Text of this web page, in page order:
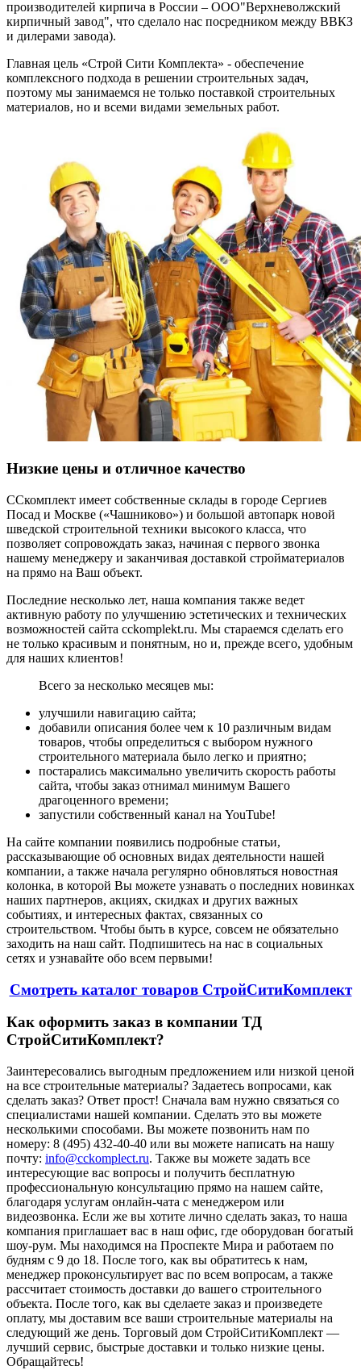
производителей кирпича в России – ООО"Верхневолжский
кирпичный завод", что сделало нас посредником между ВВКЗ
и дилерами завода).
Главная цель «Строй Сити Комплекта» - обеспечение
комплексного подхода в решении строительных задач,
поэтому мы занимаемся не только поставкой строительных
материалов, но и всеми видами земельных работ.
Низкие цены и отличное качество
ССкомплект имеет собственные склады в городе Сергиев
Посад и Москве («Чашниково») и большой автопарк новой
шведской строительной техники высокого класса, что
позволяет сопровождать заказ, начиная с первого звонка
нашему менеджеру и заканчивая доставкой стройматериалов
на прямо на Ваш объект.
Последние несколько лет, наша компания также ведет
активную работу по улучшению эстетических и технических
возможностей сайта cckomplekt.ru. Мы стараемся сделать его
не только красивым и понятным, но и, прежде всего, удобным
для наших клиентов!
Всего за несколько месяцев мы:
улучшили навигацию сайта;
добавили описания более чем к 10 различным видам
товаров, чтобы определиться с выбором нужного
строительного материала было легко и приятно;
постарались максимально увеличить скорость работы
сайта, чтобы заказ отнимал минимум Вашего
драгоценного времени;
запустили собственный канал на YouTube!
На сайте компании появились подробные статьи,
рассказывающие об основных видах деятельности нашей
компании, а также начала регулярно обновляться новостная
колонка, в которой Вы можете узнавать о последних новинках
наших партнеров, акциях, скидках и других важных
событиях, и интересных фактах, связанных со
строительством. Чтобы быть в курсе, совсем не обязательно
заходить на наш сайт. Подпишитесь на нас в социальных
сетях и узнавайте обо всем первыми!
Смотреть каталог товаров СтройСитиКомплект
Как оформить заказ в компании ТД
СтройСитиКомплект?
Заинтересовались выгодным предложением или низкой ценой
на все строительные материалы? Задаетесь вопросами, как
сделать заказ? Ответ прост! Сначала вам нужно связаться со
специалистами нашей компании. Сделать это вы можете
несколькими способами. Вы можете позвонить нам по
номеру: 8 (495) 432-40-40 или вы можете написать на нашу
почту: info@cckomplect.ru. Также вы можете задать все
интересующие вас вопросы и получить бесплатную
профессиональную консультацию прямо на нашем сайте,
благодаря услугам онлайн-чата с менеджером или
видеозвонка. Если же вы хотите лично сделать заказ, то наша
компания приглашает вас в наш офис, где оборудован богатый
шоу-рум. Мы находимся на Проспекте Мира и работаем по
будням с 9 до 18. После того, как вы обратитесь к нам,
менеджер проконсультирует вас по всем вопросам, а также
рассчитает стоимость доставки до вашего строительного
объекта. После того, как вы сделаете заказ и произведете
оплату, мы доставим все ваши строительные материалы на
следующий же день. Торговый дом СтройСитиКомплект —
лучший сервис, быстрые доставки и только низкие цены.
Обращайтесь!